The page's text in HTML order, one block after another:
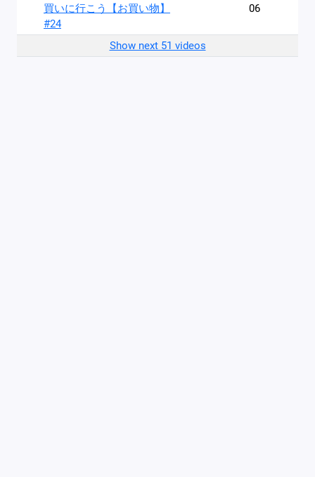
買いに行こう【お買い物】
#24
06
Show next 51 videos